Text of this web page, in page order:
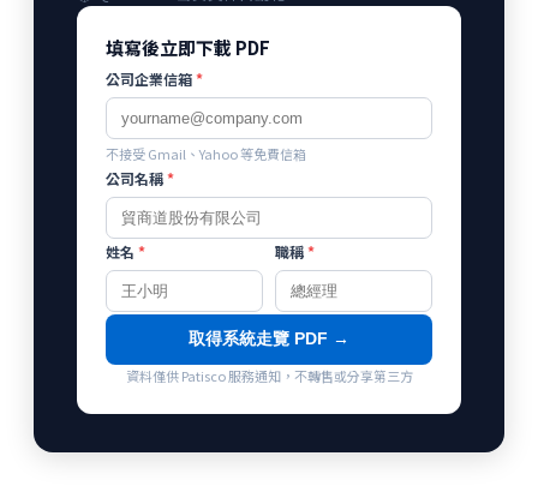
填寫後立即下載 PDF
公司企業信箱*
不接受 Gmail、Yahoo 等免費信箱
公司名稱*
姓名 * 職稱*
取得系統走覽 PDF →
資料僅供 Patisco 服務通知，不轉售或分享第三方